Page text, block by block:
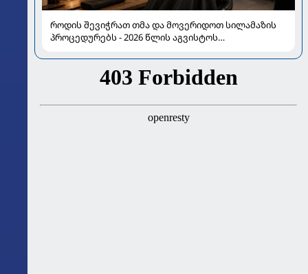
როდის შევიჭრათ თმა და მოვერიდოთ სილამაზის
პროცედურებს - 2026 წლის აგვისტოს